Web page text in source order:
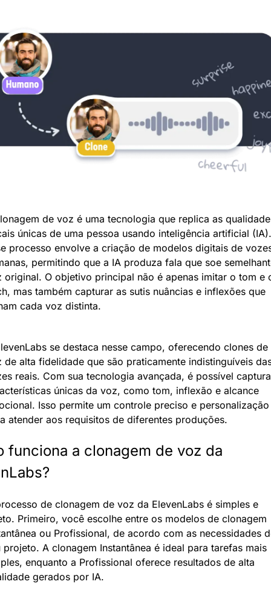
de voz é uma tecnologia que replica as
únicas de uma pessoa usando inteligência artificial (IA).
processo envolve a criação de modelos digitais de
permitindo que a IA produza fala que soe
original. O objetivo principal não é apenas imitar o tom e
mas também capturar as sutis nuâncias e inflexões que
cada voz distinta.
se destaca nesse campo, oferecendo clones de
de alta fidelidade que são praticamente indistinguíveis
reais. Com sua tecnologia avançada, é possível
únicas da voz, como tom, inflexão e alcance
Isso permite um controle preciso e personalização
atender aos requisitos de diferentes produções.
funciona a clonagem de voz da
de clonagem de voz da ElevenLabs é simples e
Primeiro, você escolhe entre os modelos de clonagem
ou Profissional, de acordo com as necessidades
projeto. A clonagem Instantânea é ideal para tarefas mais
enquanto a Profissional oferece resultados de alta
gerados por IA.